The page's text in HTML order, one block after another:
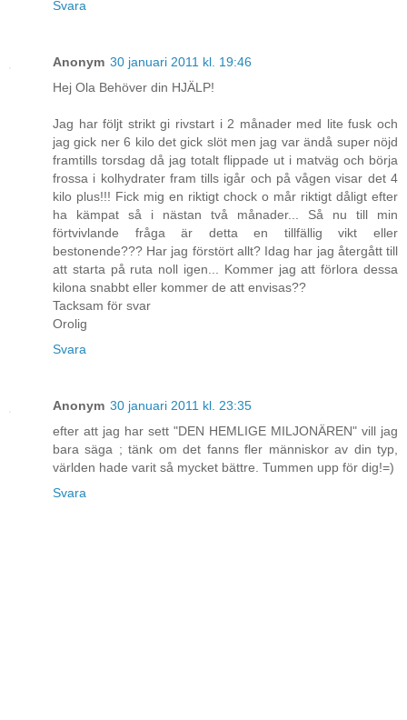
Svara
Anonym 30 januari 2011 kl. 19:46
Hej Ola Behöver din HJÄLP!
Jag har följt strikt gi rivstart i 2 månader med lite fusk och
jag gick ner 6 kilo det gick slöt men jag var ändå super nöjd
framtills torsdag då jag totalt flippade ut i matväg och börja
frossa i kolhydrater fram tills igår och på vågen visar det 4
kilo plus!!! Fick mig en riktigt chock o mår riktigt dåligt efter
ha kämpat så i nästan två månader... Så nu till min
förtvivlande fråga är detta en tillfällig vikt eller
bestonende??? Har jag förstört allt? Idag har jag återgått till
att starta på ruta noll igen... Kommer jag att förlora dessa
kilona snabbt eller kommer de att envisas??
Tacksam för svar
Orolig
Svara
Anonym 30 januari 2011 kl. 23:35
efter att jag har sett "DEN HEMLIGE MILJONÄREN" vill jag
bara säga ; tänk om det fanns fler människor av din typ,
världen hade varit så mycket bättre. Tummen upp för dig!=)
Svara